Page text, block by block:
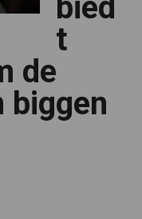
bied
t
de
biggen